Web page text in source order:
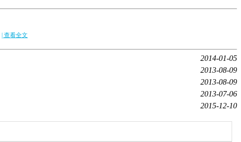
| 查看全文
2014-01-05
2013-08-09
2013-08-09
2013-07-06
2015-12-10